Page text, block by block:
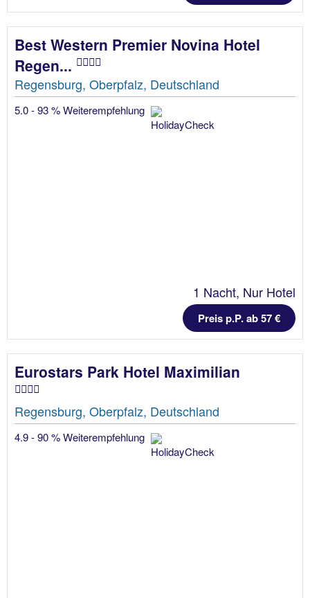
Best Western Premier Novina Hotel
Regen...
Regensburg, Oberpfalz, Deutschland
5.0 - 93 % Weiterempfehlung
1 Nacht, Nur Hotel
Preis p.P. ab 57 €
Eurostars Park Hotel Maximilian
Regensburg, Oberpfalz, Deutschland
4.9 - 90 % Weiterempfehlung